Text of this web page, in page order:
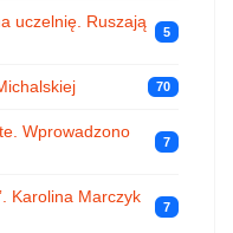
uczelnię. Ruszają
5
70
Wprowadzono
7
Karolina Marczyk
7